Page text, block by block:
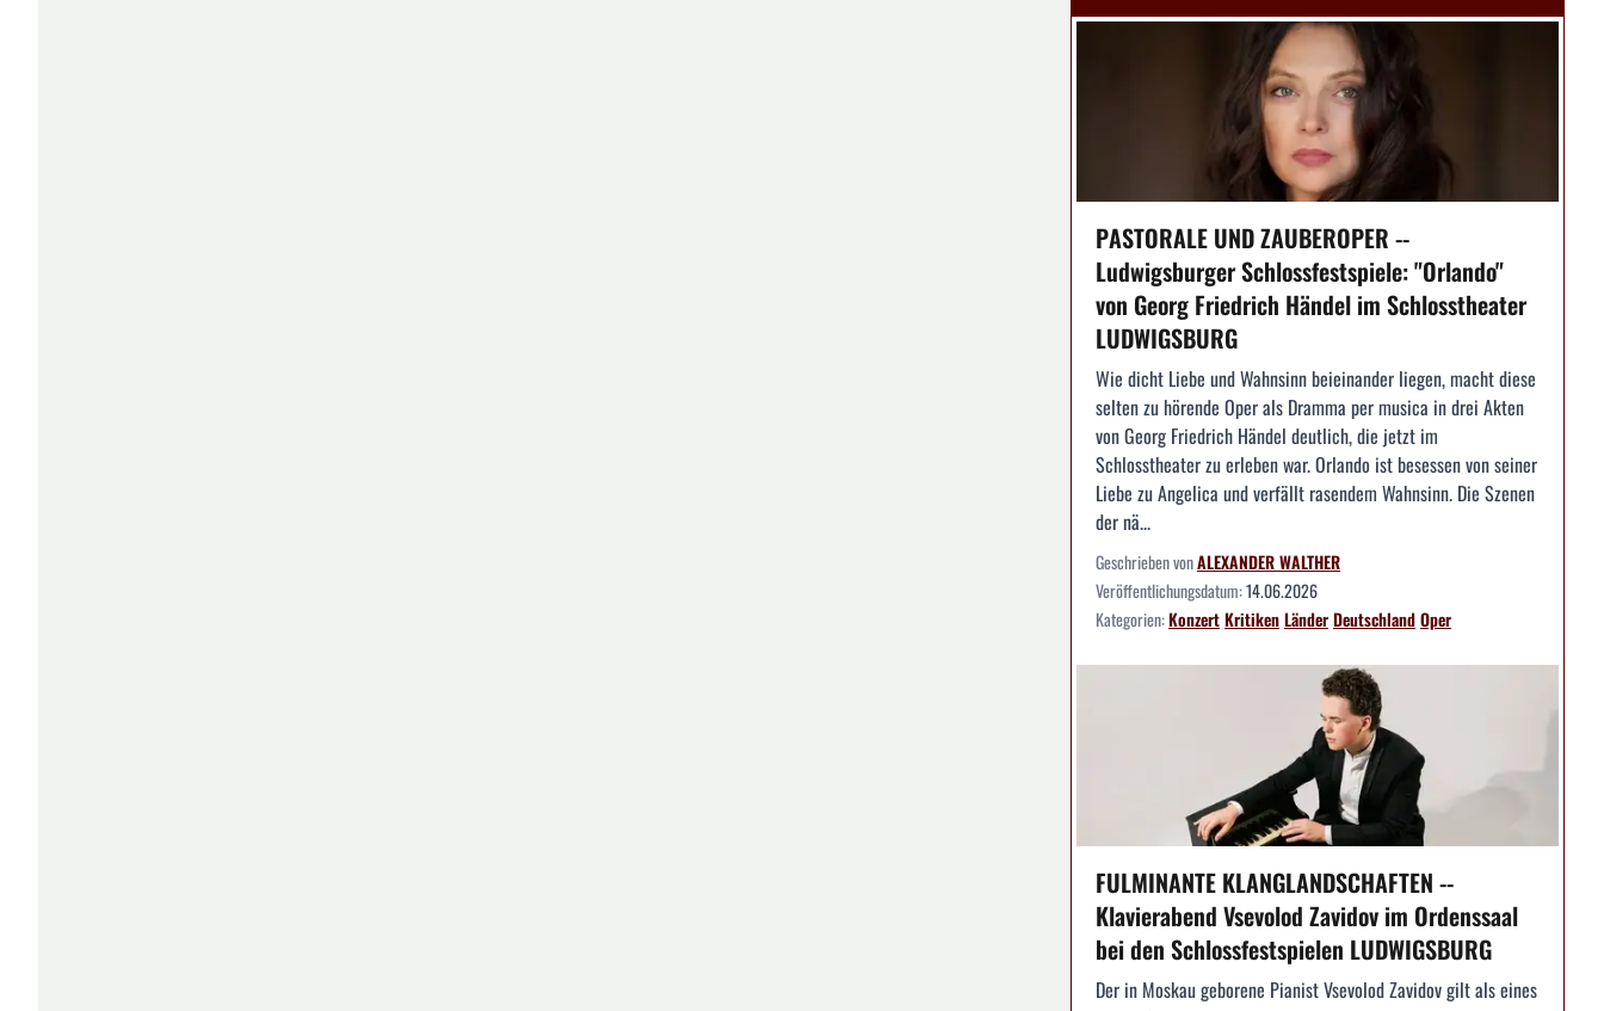
PASTORALE UND ZAUBEROPER --
Ludwigsburger Schlossfestspiele: "Orlando"
von Georg Friedrich Händel im Schlosstheater
LUDWIGSBURG
Wie dicht Liebe und Wahnsinn beieinander liegen, macht diese
selten zu hörende Oper als Dramma per musica in drei Akten
von Georg Friedrich Händel deutlich, die jetzt im
Schlosstheater zu erleben war. Orlando ist besessen von seiner
Liebe zu Angelica und verfällt rasendem Wahnsinn. Die Szenen
der nä...
Geschrieben vonALEXANDER WALTHER
Veröffentlichungsdatum:14.06.2026
Kategorien:KonzertKritikenLänderDeutschlandOper
FULMINANTE KLANGLANDSCHAFTEN --
Klavierabend Vsevolod Zavidov im Ordenssaal
bei den Schlossfestspielen LUDWIGSBURG
Der in Moskau geborene Pianist Vsevolod Zavidov gilt als eines